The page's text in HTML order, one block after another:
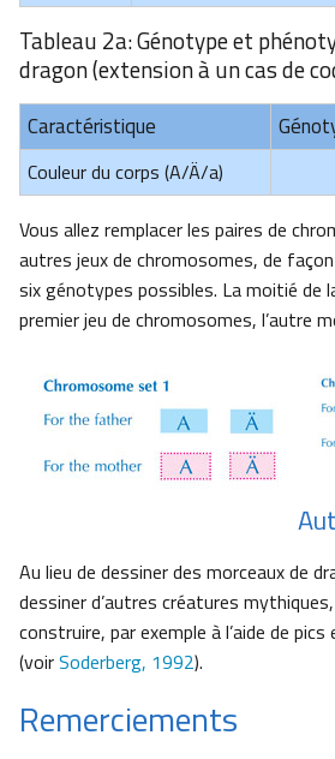
Caractéristique
Tableau 2a: Génotype et
dragon (extension à un cas de
Couleur du corps (A/Ä/a)
Vous allez remplacer les paires de
autres jeux de chromosomes, de
six génotypes possibles. La moitié de
premier jeu de chromosomes, l’autre
Au lieu de dessiner des morceaux de
dessiner d’autres créatures
construire, par exemple à l’aide de
(voirSoderberg, 1992).
Remerciements